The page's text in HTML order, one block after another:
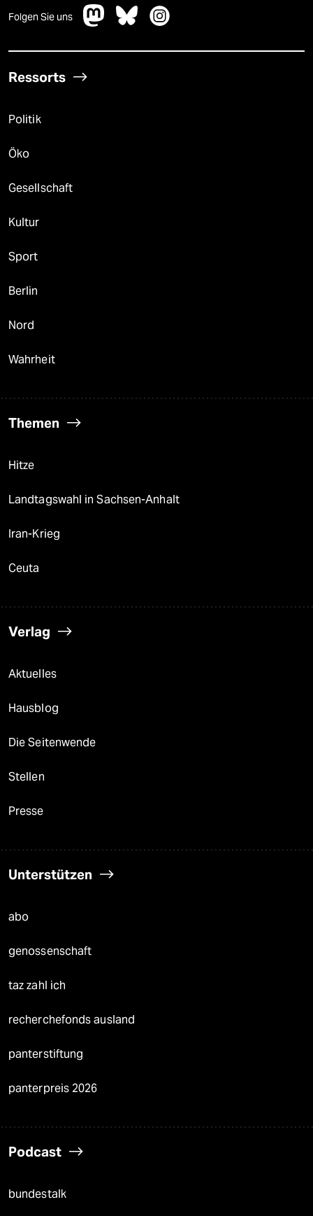
Folgen Sie uns
Ressorts
Politik
Öko
Gesellschaft
Kultur
Sport
Berlin
Nord
Wahrheit
Themen
Hitze
Landtagswahl in Sachsen-Anhalt
Iran-Krieg
Ceuta
Verlag
Aktuelles
Hausblog
Die Seitenwende
Stellen
Presse
Unterstützen
abo
genossenschaft
taz zahl ich
recherchefonds ausland
panterstiftung
panterpreis 2026
Podcast
bundestalk